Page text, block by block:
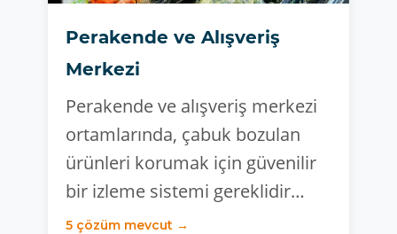
Perakende ve Alışveriş
Merkezi
Perakende ve alışveriş merkezi
ortamlarında, çabuk bozulan
ürünleri korumak için güvenilir
bir izleme sistemi gereklidir…
5 çözüm mevcut →